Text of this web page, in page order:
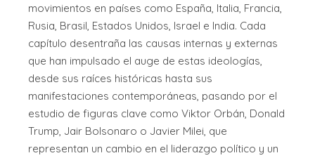
movimientos en países como España, Italia, Francia,
Rusia, Brasil, Estados Unidos, Israel e India. Cada
capítulo desentraña las causas internas y externas
que han impulsado el auge de estas ideologías,
desde sus raíces históricas hasta sus
manifestaciones contemporáneas, pasando por el
estudio de figuras clave como Viktor Orbán, Donald
Trump, Jair Bolsonaro o Javier Milei, que
representan un cambio en el liderazgo político y un